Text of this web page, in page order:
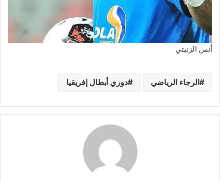
أنس الزنيتي
الرجاء الرياضي دوري أبطال إفريقيا